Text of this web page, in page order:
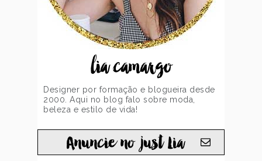
lia camargo
Designer por formação e blogueira desde
2000. Aqui no blog falo sobre moda,
beleza e estilo de vida!
Anuncie no just Lia